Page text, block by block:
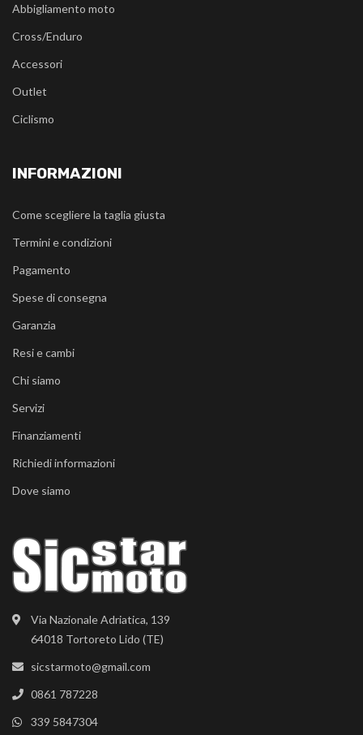
Via Nazionale Adriatica, 139
64018 Tortoreto Lido (TE)
sicstarmoto@gmail.com
0861 787228
339 5847304
Abbigliamento moto
Cross/Enduro
Accessori
Outlet
Ciclismo
INFORMAZIONI
Come scegliere la taglia giusta
Termini e condizioni
Pagamento
Spese di consegna
Garanzia
Resi e cambi
Chi siamo
Servizi
Finanziamenti
Richiedi informazioni
Dove siamo